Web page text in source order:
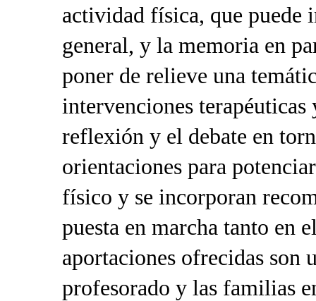
actividad física, que puede
general, y la memoria en
poner de relieve una
intervenciones
reflexión y el debate en
orientaciones para
físico y se incorporan
puesta en marcha tanto en
aportaciones ofrecidas son
profesorado y las familias